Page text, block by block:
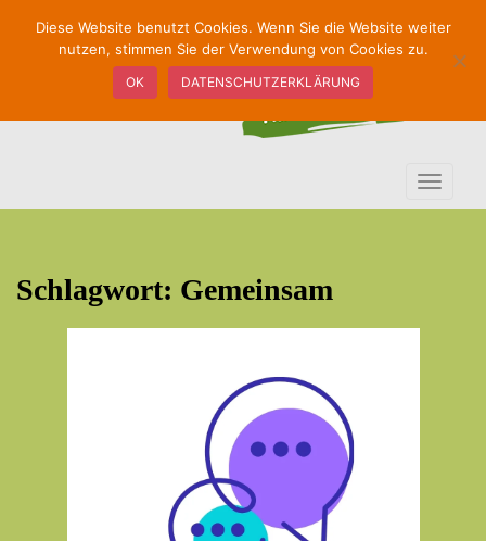
i
Schlagwort: Gemeinsam
Diese Website benutzt Cookies. Wenn Sie die Website weiter
nutzen, stimmen Sie der Verwendung von Cookies zu.
OK DATENSCHUTZERKLÄRUNG